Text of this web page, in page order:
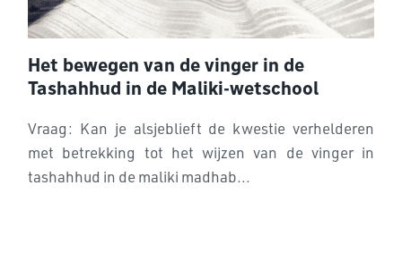
Het bewegen van de vinger in de
Tashahhud in de Maliki-wetschool
Vraag: Kan je alsjeblieft de kwestie verhelderen
met betrekking tot het wijzen van de vinger in
tashahhud in de maliki madhab...